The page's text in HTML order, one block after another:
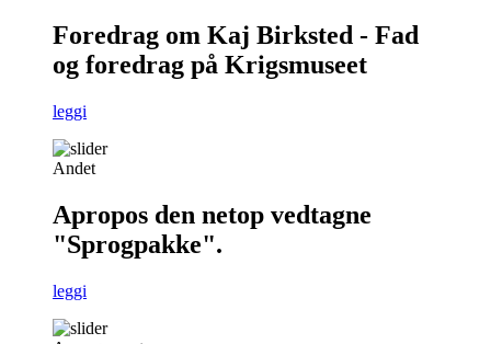
Foredrag om Kaj Birksted - Fad
og foredrag på Krigsmuseet
leggi
Andet
Apropos den netop vedtagne
"Sprogpakke".
leggi